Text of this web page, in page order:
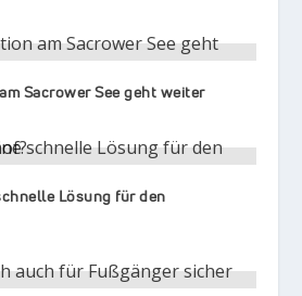
Sacrower See geht weiter
Lösung für den